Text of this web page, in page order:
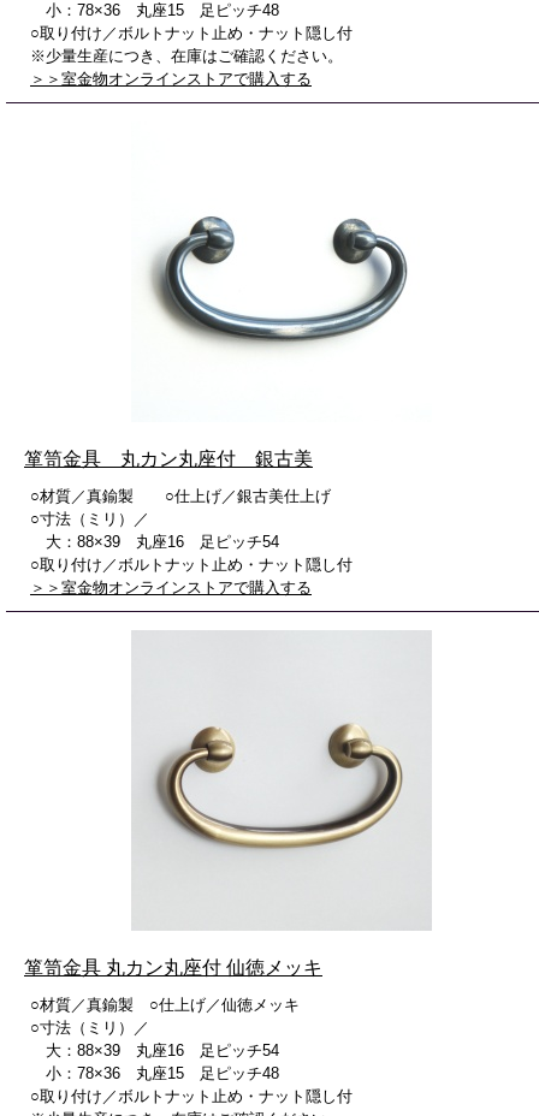
小：78×36 丸座15 足ピッチ48
○取り付け／ボルトナット止め・ナット隠し付
※少量生産につき、在庫はご確認ください。
＞＞室金物オンラインストアで購入する
箪笥金具 丸カン丸座付 銀古美
○材質／真鍮製 ○仕上げ／銀古美仕上げ
○寸法（ミリ）／
大：88×39 丸座16 足ピッチ54
○取り付け／ボルトナット止め・ナット隠し付
＞＞室金物オンラインストアで購入する
箪笥金具 丸カン丸座付 仙徳メッキ
○材質／真鍮製 ○仕上げ／仙徳メッキ
○寸法（ミリ）／
大：88×39 丸座16 足ピッチ54
小：78×36 丸座15 足ピッチ48
○取り付け／ボルトナット止め・ナット隠し付